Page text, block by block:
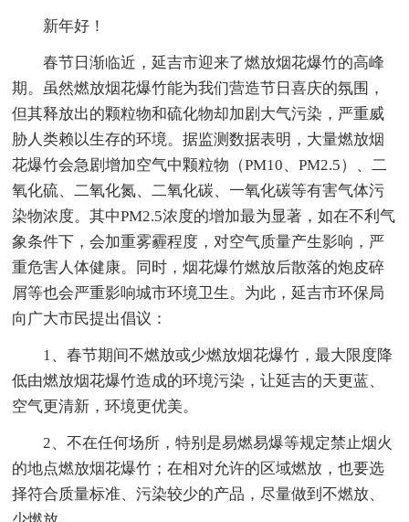
新年好！
春节日渐临近，延吉市迎来了燃放烟花爆竹的高峰
期。虽然燃放烟花爆竹能为我们营造节日喜庆的氛围，
但其释放出的颗粒物和硫化物却加剧大气污染，严重威
胁人类赖以生存的环境。据监测数据表明，大量燃放烟
花爆竹会急剧增加空气中颗粒物（PM10、PM2.5）、二
氧化硫、二氧化氮、二氧化碳、一氧化碳等有害气体污
染物浓度。其中PM2.5浓度的增加最为显著，如在不利气
象条件下，会加重雾霾程度，对空气质量产生影响，严
重危害人体健康。同时，烟花爆竹燃放后散落的炮皮碎
屑等也会严重影响城市环境卫生。为此，延吉市环保局
向广大市民提出倡议：
1、春节期间不燃放或少燃放烟花爆竹，最大限度降
低由燃放烟花爆竹造成的环境污染，让延吉的天更蓝、
空气更清新，环境更优美。
2、不在任何场所，特别是易燃易爆等规定禁止烟火
的地点燃放烟花爆竹；在相对允许的区域燃放，也要选
择符合质量标准、污染较少的产品，尽量做到不燃放、